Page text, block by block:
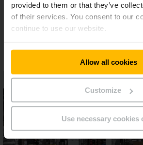
provided to them or that they’ve
of their services. You consent to our
continue to use our website.
Allow all cookies
Customize
Use necessary cookies